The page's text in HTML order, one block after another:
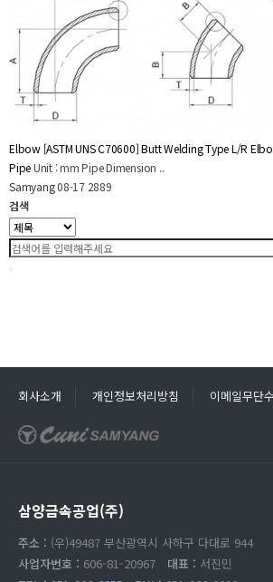
Elbow [ASTM UNS C70600] Butt Welding Type L/R
PipeUnit : mm Pipe Dimension ..
Samyang08-17 2889
검색
회사소개 개인정보처리방침 이메일무단
삼양금속공업(주)
주소 : (우)49487 부산광역시 사하구 다대로 944
사업자번호 : 606-81-20967 대표 : 서진민